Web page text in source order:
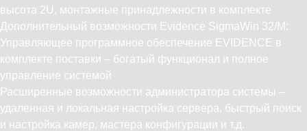
высота 2U, монтажные принадлежности в комплекте
Дополнительный возможности Evidence SigmaWin 32/M:
Управляющее программное обеспечение EVIDENCE в
комплекте поставки – богатый функционал и полное
управление системой
Расширенные возможности администратора системы –
удаленная и локальная настройка сервера, быстрый поиск
и настройка камер, мастера конфигурации и т.д.